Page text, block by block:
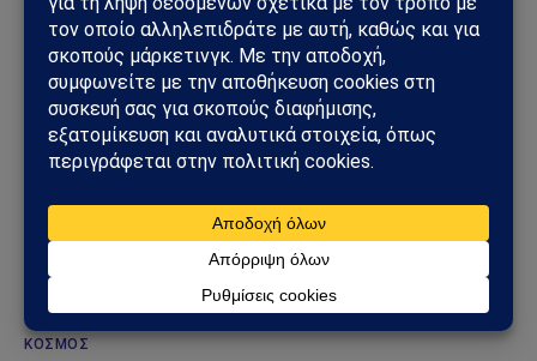
ΚΌΣΜΟΣ